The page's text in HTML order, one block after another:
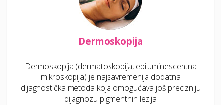
Dermoskopija
Dermoskopija (dermatoskopija, epiluminescentna
mikroskopija) je najsavremenija dodatna
dijagnostička metoda koja omogućava još precizniju
dijagnozu pigmentnih lezija